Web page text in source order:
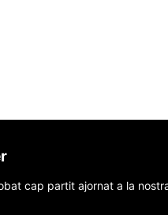
cap partit ajornat a la